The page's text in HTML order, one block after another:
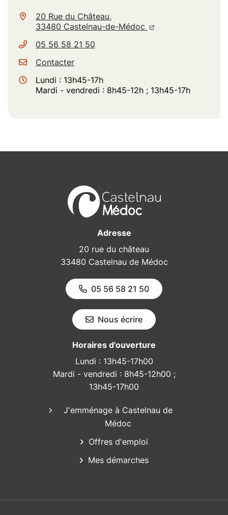
20 Rue du Château,
33480 Castelnau-de-Médoc (ouverture dans un
(ouverture dans
05 56 58 21 50
Contacter
Lundi : 13h45-17h
Mardi - vendredi : 8h45-12h ; 13h45-17h
Adresse
20 rue du château
33480 Castelnau de Médoc
05 56 58 21 50
Nous écrire
Horaires d'ouverture
Lundi : 13h45-17h00
Mardi - vendredi : 8h45-12h00 ;
13h45-17h00
J'emménage à Castelnau de
Médoc
Offres d'emploi
Mes démarches